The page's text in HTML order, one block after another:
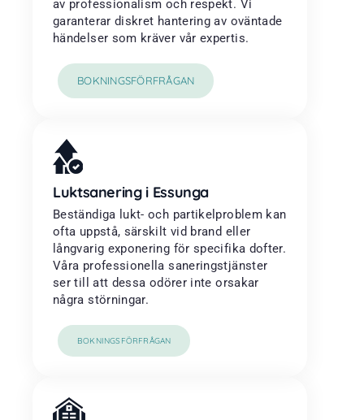
av professionalism och respekt. Vi
garanterar diskret hantering av oväntade
händelser som kräver vår expertis.
BOKNINGSFÖRFRÅGAN
Luktsanering i Essunga
Beständiga lukt- och partikelproblem kan
ofta uppstå, särskilt vid brand eller
långvarig exponering för specifika dofter.
Våra professionella saneringstjänster
ser till att dessa odörer inte orsakar
några störningar.
BOKNINGSFÖRFRÅGAN